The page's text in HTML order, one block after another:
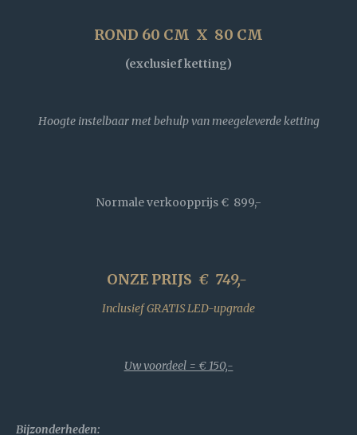
ROND 60 CM X 80 CM
(exclusief ketting)
Hoogte instelbaar met behulp van meegeleverde ketting
Normale verkoopprijs€ 899,-
ONZE PRIJS € 749,-
Inclusief GRATIS LED-upgrade
Uw voordeel = € 150,-
Bijzonderheden: